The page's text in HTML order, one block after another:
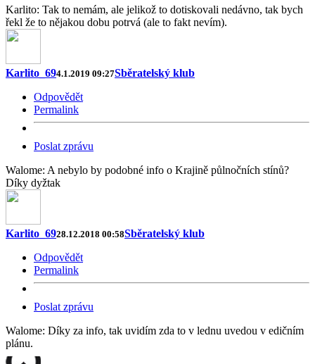
Karlito: Tak to nemám, ale jelikož to dotiskovali nedávno, tak bych
řekl že to nějakou dobu potrvá (ale to fakt nevím).
Karlito_694.1.2019 09:27Sběratelský klub
Odpovědět
Permalink
Poslat zprávu
Walome: A nebylo by podobné info o Krajině půlnočních stínů?
Díky dyžtak
Karlito_6928.12.2018 00:58Sběratelský klub
Odpovědět
Permalink
Poslat zprávu
Walome: Díky za info, tak uvidím zda to v lednu uvedou v edičním
plánu.